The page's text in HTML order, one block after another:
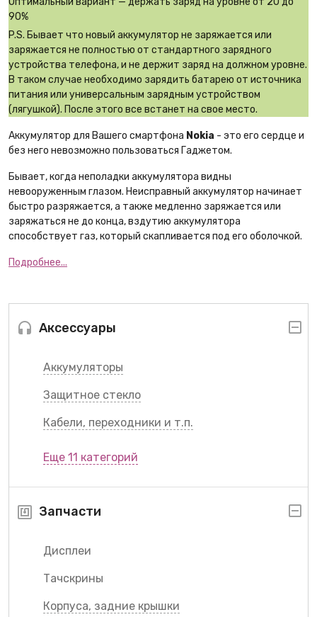
Аксессуары
Аккумуляторы
Защитное стекло
Кабели, переходники и т.п.
Еще 11 категорий
Запчасти
Дисплеи
Тачскрины
Корпуса, задние крышки
90%
P.S. Бывает что новый аккумулятор не заряжается или
заряжается не полностью от стандартного зарядного
устройства телефона, и не держит заряд на должном уровне.
В таком случае необходимо зарядить батарею от источника
питания или универсальным зарядным устройством
(лягушкой). После этого все встанет на свое место.
Аккумулятор для Вашего смартфона Nokia - это его сердце и
без него невозможно пользоваться Гаджетом.
Бывает, когда неполадки аккумулятора видны
невооруженным глазом. Неисправный аккумулятор начинает
быстро разряжается, а также медленно заряжается или
заряжаться не до конца, вздутию аккумулятора
способствует газ, который скапливается под его оболочкой.
Подробнее...